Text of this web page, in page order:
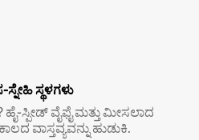
ಸ್ಥಳಗಳು
ಸ್ಪೀಡ್ ವೈಫೈ ಮತ್ತು ಮೀಸಲಾದ
ವಾಸ್ತವ್ಯವನ್ನು ಹುಡುಕಿ.